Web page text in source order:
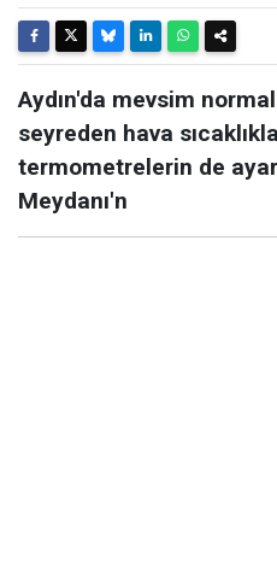
Aydın'da mevsim
seyreden hava
termometrelerin de
Meydanı'n